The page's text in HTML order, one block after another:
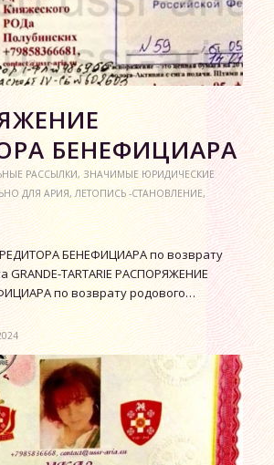
БЕНЕФИЦИАРА
РАССЫЛКИ,ЗНАЧИМЫЕ ЮРИДИЧЕСКИЕ
ДЛЯ АРИЯ,ЛЕТОПИСЬ -СТАНОВЛЕНИЕ,
БЕНЕФИЦИАРА по возврату
TARTARIE РАСПОРЯЖЕНИЕ
по возврату родового…